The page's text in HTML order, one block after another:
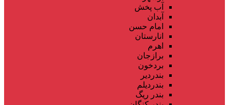
آب پخش
آبدان
امام حسن
انارستان
اهرم
برازجان
بردخون
بندردیر
بندردیلم
بندر ریگ